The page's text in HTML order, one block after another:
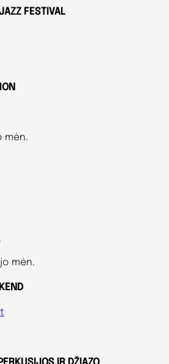
FESTIVAL
mėn.
mėn.